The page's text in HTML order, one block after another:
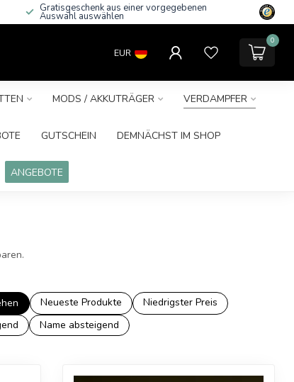
Gratisgeschenk aus einer vorgegebenen
Auswahl auswählen
EUR
0
MODS / AKKUTRÄGER VERDAMPFER
GUTSCHEIN DEMNÄCHST IM SHOP
ANGEBOTE
Neueste Produkte
Niedrigster Preis
Name absteigend